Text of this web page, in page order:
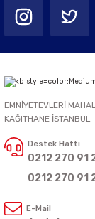
EMNİYETEVLERİ
KAĞITHANE İSTANBUL
Destek Hattı
0212 270 91
0212 270 91
E-Mail